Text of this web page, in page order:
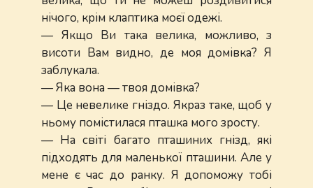
нічого, крім клаптика моєї одежі.
— Якщо Ви така велика, можливо, з
висоти Вам видно, де моя домівка? Я
заблукала.
— Яка вона — твоя домівка?
— Це невелике гніздо. Якраз таке, щоб у
ньому помістилася пташка мого зросту.
— На світі багато пташиних гнізд, які
підходять для маленької пташини. Але у
мене є час до ранку. Я допоможу тобі